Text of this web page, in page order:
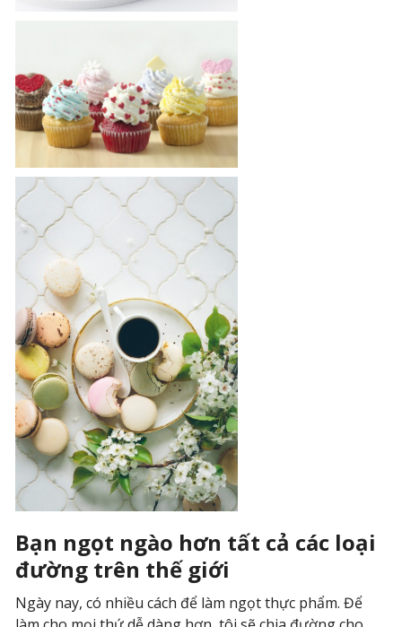
Bạn ngọt ngào hơn tất cả các loại
đường trên thế giới
Ngày nay, có nhiều cách để làm ngọt thực phẩm. Để